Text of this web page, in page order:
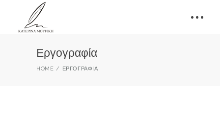
Εργογραφία
HOME ΕΡΓΟΓΡΑΦΊΑ